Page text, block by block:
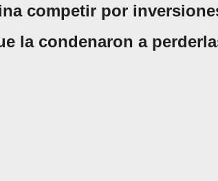
competir por
la condenaron a